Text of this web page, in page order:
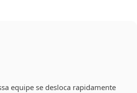
equipe se desloca rapidamente